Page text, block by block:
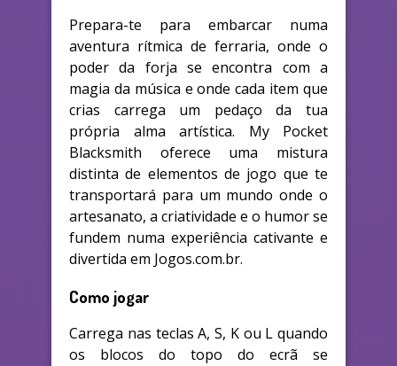
Prepara-te para embarcar numa
aventura rítmica de ferraria, onde o
poder da forja se encontra com a
magia da música e onde cada item que
crias carrega um pedaço da tua
própria alma artística. My Pocket
Blacksmith oferece uma mistura
distinta de elementos de jogo que te
transportará para um mundo onde o
artesanato, a criatividade e o humor se
fundem numa experiência cativante e
divertida em Jogos.com.br.
Como jogar
Carrega nas teclas A, S, K ou L quando
os blocos do topo do ecrã se